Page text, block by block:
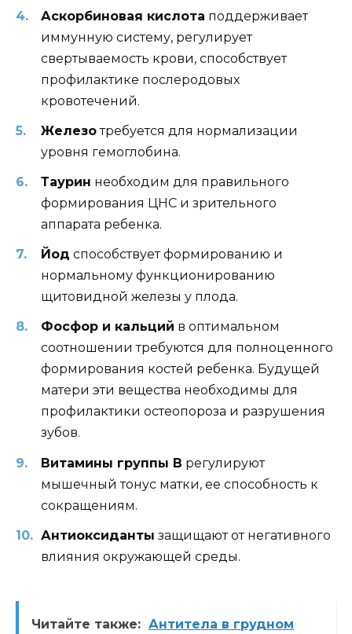
Аскорбиновая кислота поддерживает
иммунную систему, регулирует
свертываемость крови, способствует
профилактике послеродовых
кровотечений.
Железотребуется для нормализации
уровня гемоглобина.
Таурин необходим для правильного
формирования ЦНС и зрительного
аппарата ребенка.
Йод способствует формированию и
нормальному функционированию
щитовидной железы у плода.
Фосфор и кальций в оптимальном
соотношении требуются для полноценного
формирования костей ребенка. Будущей
матери эти вещества необходимы для
профилактики остеопороза и разрушения
зубов.
Витамины группы В регулируют
мышечный тонус матки, ее способность к
сокращениям.
Антиоксиданты защищают от негативного
влияния окружающей среды.
Читайте также: Антитела в грудном